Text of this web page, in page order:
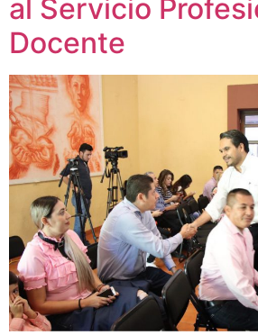
al Servicio
Docente